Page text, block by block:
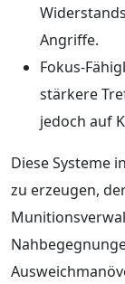
Angriffe.
Fokus-
stärkere
jedoch auf
Diese Systeme
zu erzeugen,